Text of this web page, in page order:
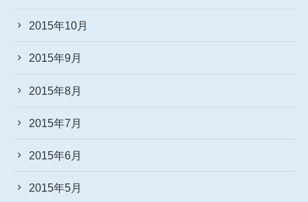
2015年10月
2015年9月
2015年8月
2015年7月
2015年6月
2015年5月